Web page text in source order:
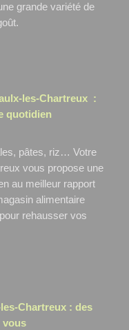
grande variété de
les-Chartreux :
quotidien
pâtes, riz… Votre
vous propose une
au meilleur rapport
alimentaire
rehausser vos
Chartreux : des
vous